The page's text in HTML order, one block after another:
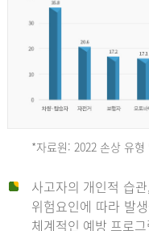
*자료원: 2022 손상 유
사고자의 개인적 습
위험요인에 따라 발
체계적인 예방 프로